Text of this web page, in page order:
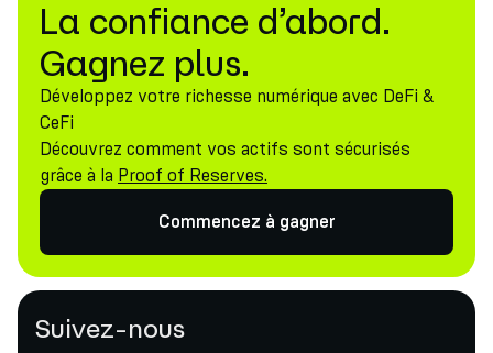
La confiance d’abord.
Gagnez plus.
Développez votre richesse numérique avec DeFi &
CeFi
Découvrez comment vos actifs sont sécurisés
grâce à la Proof of Reserves.
Commencez à gagner
Suivez-nous